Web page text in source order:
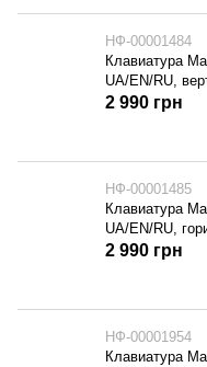
НФ-00001484
Клавиатура
UA/EN/RU,
2 990 грн
НФ-00001485
Клавиатура
UA/EN/RU,
2 990 грн
НФ-00001954
Клавиатура